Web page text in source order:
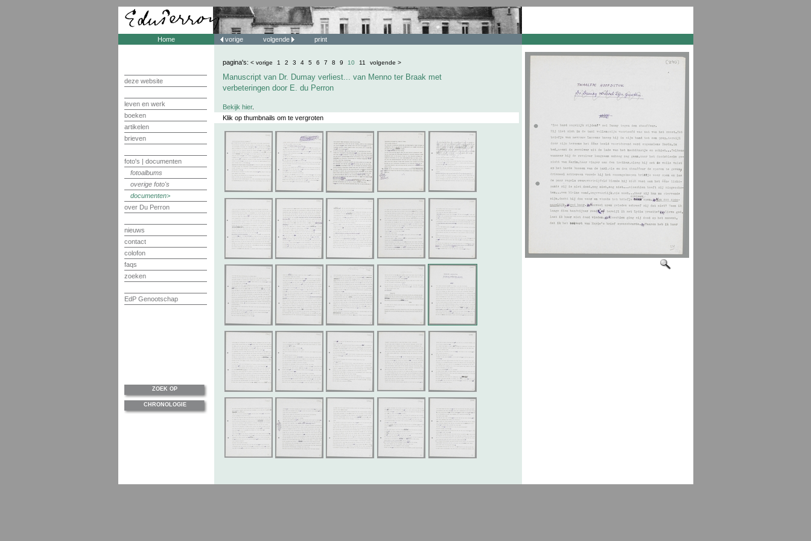
Home
deze website
leven en werk
boeken
artikelen
brieven
foto's | documenten
fotoalbums
overige foto's
documenten
over Du Perron
nieuws
contact
colofon
faqs
zoeken
EdP Genootschap
vorige volgende print
pagina's: < vorige 1 2 3 4 5 6 7 8 9 10 11 volgende >
Manuscript van Dr. Dumay verliest... van Menno ter Braak met
verbeteringen door E. du Perron
Bekijk hier.
Klik op thumbnails om te vergroten
ZOEK OP
CHRONOLOGIE